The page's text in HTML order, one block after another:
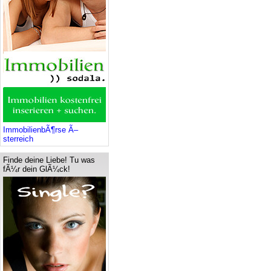
ImmobilienbÃ¶rse Ã–
sterreich
Finde deine Liebe! Tu was
fÃ¼r dein GlÃ¼ck!